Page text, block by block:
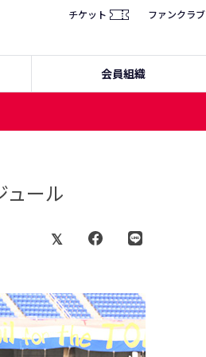
チケット ファンクラブ
会員組織
ュール